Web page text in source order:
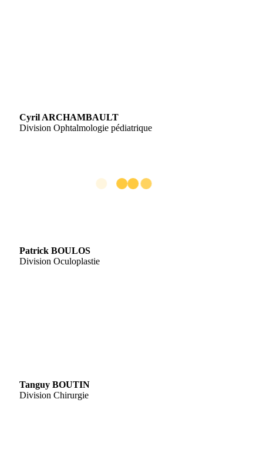
Cyril ARCHAMBAULT
Division Ophtalmologie pédiatrique
Patrick BOULOS
Division Oculoplastie
Tanguy BOUTIN
Division Chirurgie